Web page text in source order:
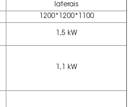
laterais
1200*1200*1100
1,5 kW
1,1 kW